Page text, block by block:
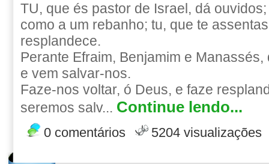
TU, que és pastor de Israel, dá
como a um rebanho; tu, que te
resplandece.
Perante Efraim, Benjamim e
e vem salvar-nos.
Faze-nos voltar, ó Deus, e faze
seremos salv... Continue lendo...
0 comentários 5204 visualizações